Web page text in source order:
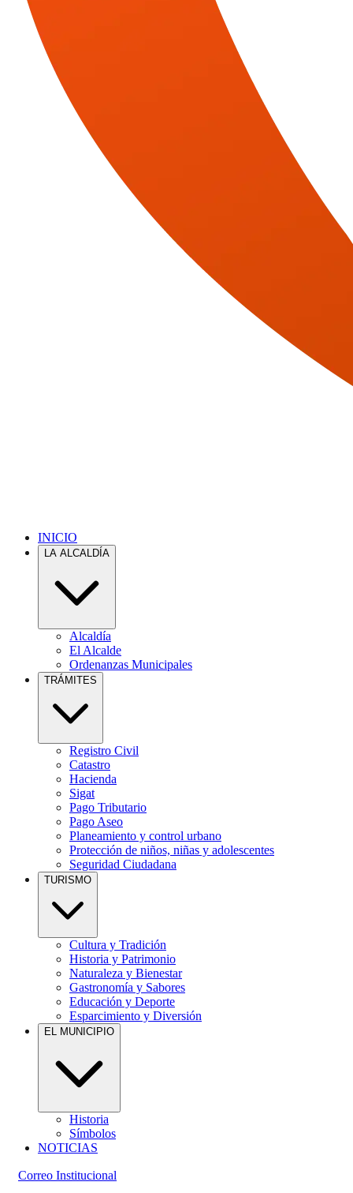
INICIO
LA ALCALDÍA
Alcaldía
El Alcalde
Ordenanzas Municipales
TRÁMITES
Registro Civil
Catastro
Hacienda
Sigat
Pago Tributario
Pago Aseo
Planeamiento y control urbano
Protección de niños, niñas y adolescentes
Seguridad Ciudadana
TURISMO
Cultura y Tradición
Historia y Patrimonio
Naturaleza y Bienestar
Gastronomía y Sabores
Educación y Deporte
Esparcimiento y Diversión
EL MUNICIPIO
Historia
Símbolos
NOTICIAS
Correo Institucional